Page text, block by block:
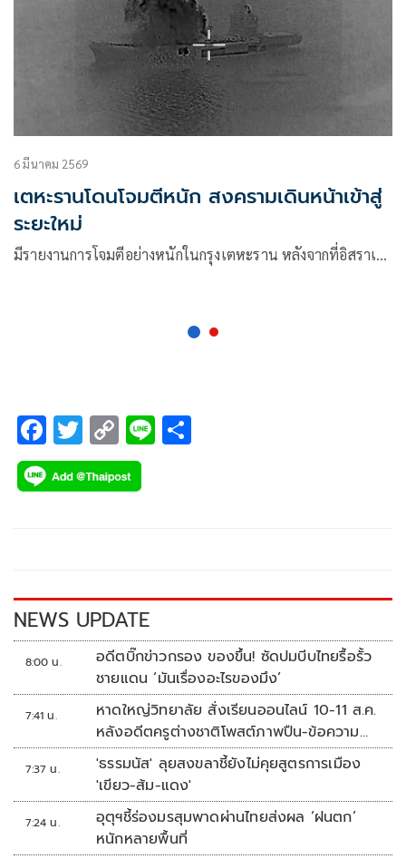
6 มีนาคม 2569
เตหะรานโดนโจมตีหนัก สงครามเดินหน้าเข้าสู่
ระยะใหม่
มีรายงานการโจมตีอย่างหนักในกรุงเตหะราน หลังจากที่อิสราเ…
F
ac
e
k
T
wi
tt
C
o
p
k
Li
NEWS UPDATE
8:00 น.
อดีตบิ๊กข่าวกรอง ของขึ้น! ซัดปมบีบไทยรื้อรั้ว
ชายแดน ‘มันเรื่องอะไรของมึง’
7:41 น.
หาดใหญ่วิทยาลัย สั่งเรียนออนไลน์ 10-11 ส.ค.
หลังอดีตครูต่างชาติโพสต์ภาพปืน-ข้อความ
ข่มขู่
7:37 น.
'ธรรมนัส' ลุยสงขลาชี้ยังไม่คุยสูตรการเมือง
'เขียว-ส้ม-แดง'
7:24 น.
อุตุฯชี้ร่องมรสุมพาดผ่านไทยส่งผล ‘ฝนตก’
หนักหลายพื้นที่